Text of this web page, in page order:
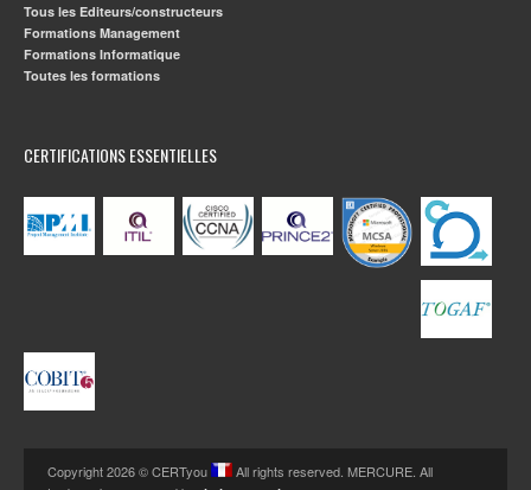
Tous les Editeurs/constructeurs
Formations Management
Formations Informatique
Toutes les formations
CERTIFICATIONS ESSENTIELLES
Copyright 2026 © CERTyou
All rights reserved. MERCURE. All